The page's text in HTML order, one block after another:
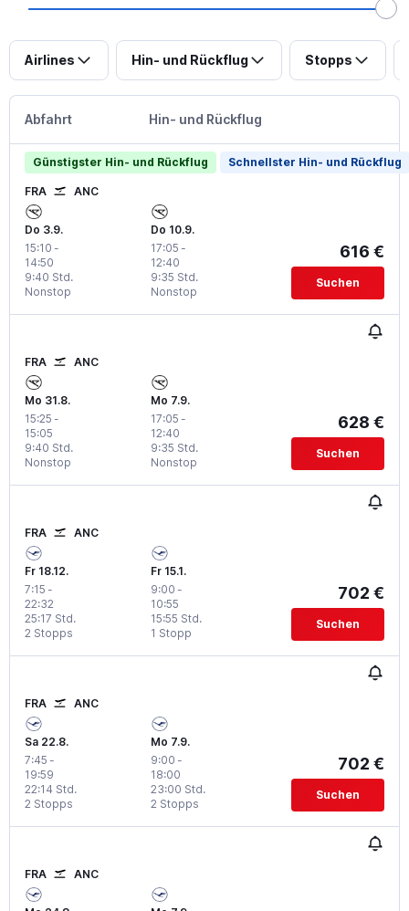
Airlines Hin- und Rückflug Stopps
Abfahrt Hin- und Rückflug
Günstigster Hin- und Rückflug Schnellster Hin- und Rückflug
FRA ANC
Do 3.9.
15:10 -
14:50
Nonstop
9:40 Std.
Do 10.9.
17:05 -
12:40
Nonstop
9:35 Std.
616 €
Suchen
FRA ANC
Mo 31.8.
15:25 -
15:05
Nonstop
9:40 Std.
Mo 7.9.
17:05 -
12:40
Nonstop
9:35 Std.
628 €
Suchen
FRA ANC
Fr 18.12.
7:15 -
22:32
2 Stopps
25:17 Std.
Fr 15.1.
9:00 -
10:55
1 Stopp
15:55 Std.
702 €
Suchen
FRA ANC
Sa 22.8.
7:45 -
19:59
2 Stopps
22:14 Std.
Mo 7.9.
9:00 -
18:00
2 Stopps
23:00 Std.
702 €
Suchen
FRA ANC